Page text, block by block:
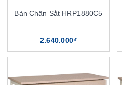
Bàn Chân Sắt HRP1880C5
2.640.000₫